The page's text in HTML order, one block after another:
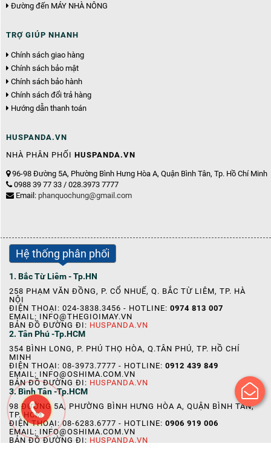
Đường đến MÁY NHÀ NÔNG
TRỢ GIÚP NHANH
Chính sách giao hàng
Chính sách bảo mật
Chính sách bảo hành
Chính sách đổi trả hàng
Hướng dẫn thanh toán
HUSPANDA.VN
NHÀ PHÂN PHỐI HUSPANDA.VN
96-98 Đường 5A, Phường Bình Hưng Hòa A, Quận Bình Tân, Tp. Hồ Chí Minh
0988 39 77 33 / 028.3973 7777
Email: phanquochung@gmail.com
Hệ thống phân phối
1. Bắc Từ Liêm - Tp.HN
258 PHẠM VĂN ĐỒNG, P. CỔ NHUẾ, Q. BẮC TỪ LIÊM, TP. HÀ
NỘI
ĐIỆN THOẠI: 024-3838.3456 - HOTLINE: 0974 813 007
EMAIL: INFO@THEGIOIMAY.VN
BẢN ĐỒ ĐƯỜNG ĐI: HUSPANDA.VN
2. Tân Phú -Tp.HCM
354 BÌNH LONG, P. PHÚ THỌ HÒA, Q.TÂN PHÚ, TP. HỒ CHÍ
MINH
ĐIỆN THOẠI: 08-3973.7777 - HOTLINE: 0912 439 849
EMAIL: INFO@OSHIMA.COM.VN
BẢN ĐỒ ĐƯỜNG ĐI: HUSPANDA.VN
3. Bình Tân -Tp.HCM
98 ĐƯỜNG 5A, PHƯỜNG BÌNH HƯNG HÒA A, QUẬN BÌNH TÂN,
TP. HCM
ĐIỆN THOẠI: 08-6283.6777 - HOTLINE: 0906 919 006
EMAIL: INFO@OSHIMA.COM.VN
BẢN ĐỒ ĐƯỜNG ĐI: HUSPANDA.VN